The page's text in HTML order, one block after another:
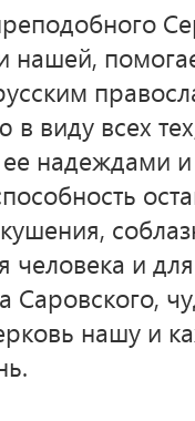
нашей,
виду всех
ее
человека и
нашу и